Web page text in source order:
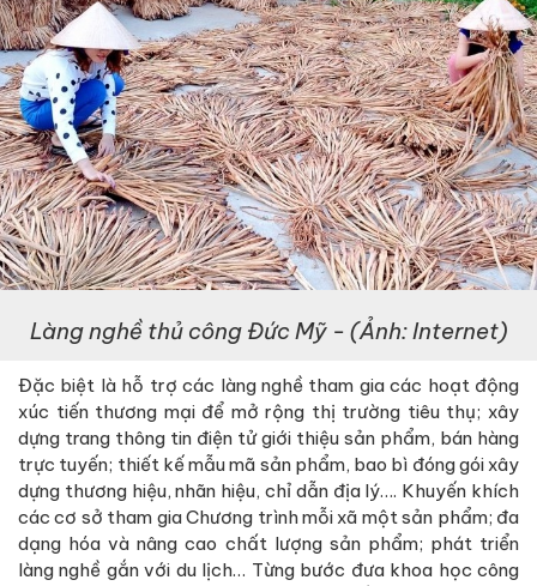
Làng nghề thủ công Đức Mỹ - (Ảnh: Internet)
Đặc biệt là hỗ trợ các làng nghề tham gia các hoạt động
xúc tiến thương mại để mở rộng thị trường tiêu thụ; xây
dựng trang thông tin điện tử giới thiệu sản phẩm, bán hàng
trực tuyến; thiết kế mẫu mã sản phẩm, bao bì đóng gói xây
dựng thương hiệu, nhãn hiệu, chỉ dẫn địa lý…. Khuyến khích
các cơ sở tham gia Chương trình mỗi xã một sản phẩm; đa
dạng hóa và nâng cao chất lượng sản phẩm; phát triển
làng nghề gắn với du lịch… Từng bước đưa khoa học công